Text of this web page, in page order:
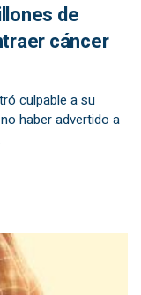
de
cáncer
culpable a su
haber advertido a